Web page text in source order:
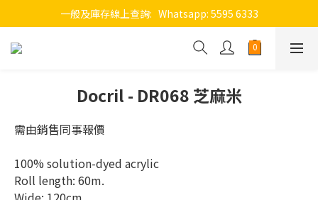
一般及庫存線上查詢:   Whatsapp: 5595 6333
Docril - DR068 芝麻米
需由銷售同事報價
100% solution-dyed acrylic
Roll length: 60m.